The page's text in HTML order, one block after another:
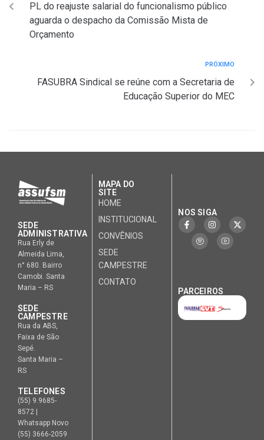
PL do reajuste salarial do funcionalismo público
aguarda o despacho da Comissão Mista de
Orçamento
PRÓXIMO
FASUBRA Sindical se reúne com a Secretaria de
Educação Superior do MEC
SEDE
ADMINISTRATIVA
Rua Erly de
Almeida Lima,
n° 680. Bairro
Camobi. Santa
Maria – RS
SEDE
CAMPESTRE
Rua da ABS,
Faixa de São
Sepé.
Santa Maria –
RS
TELEFONES
(55) 9.9685-
8572 |
Whatsapp Novo
(55) 3666-2059
MAPA DO
SITE
HOME
INSTITUCIONAL
CONVÊNIOS
SEDE
CAMPESTRE
CONTATO
NOS SIGA
PARCEIROS